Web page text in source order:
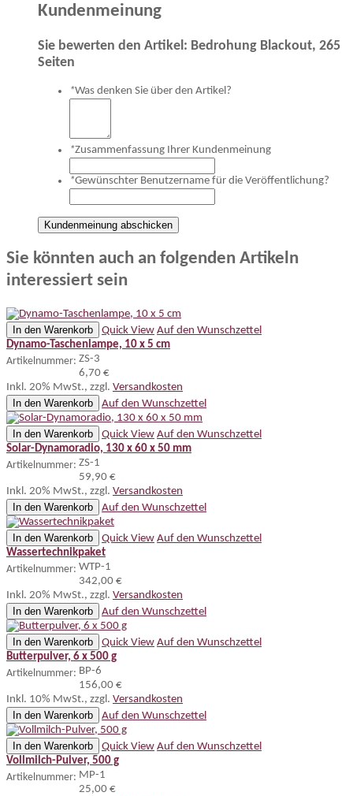
Kundenmeinung
Sie bewerten den Artikel: Bedrohung Blackout, 265
Seiten
*Was denken Sie über den Artikel?
*Zusammenfassung Ihrer Kundenmeinung
*Gewünschter Benutzername für die Veröffentlichung?
Kundenmeinung abschicken
Sie könnten auch an folgenden Artikeln
interessiert sein
In den Warenkorb Quick View Auf den Wunschzettel
Dynamo-Taschenlampe, 10 x 5 cm
Artikelnummer: ZS-3
6,70 €
Inkl. 20% MwSt., zzgl. Versandkosten
In den Warenkorb
Auf den Wunschzettel
In den Warenkorb Quick View Auf den Wunschzettel
Solar-Dynamoradio, 130 x 60 x 50 mm
Artikelnummer: ZS-1
59,90 €
Inkl. 20% MwSt., zzgl. Versandkosten
In den Warenkorb
Auf den Wunschzettel
In den Warenkorb Quick View Auf den Wunschzettel
Wassertechnikpaket
Artikelnummer: WTP-1
342,00 €
Inkl. 20% MwSt., zzgl. Versandkosten
In den Warenkorb
Auf den Wunschzettel
In den Warenkorb Quick View Auf den Wunschzettel
Butterpulver, 6 x 500 g
Artikelnummer: BP-6
156,00 €
Inkl. 10% MwSt., zzgl. Versandkosten
In den Warenkorb
Auf den Wunschzettel
In den Warenkorb Quick View Auf den Wunschzettel
Vollmilch-Pulver, 500 g
Artikelnummer: MP-1
25,00 €